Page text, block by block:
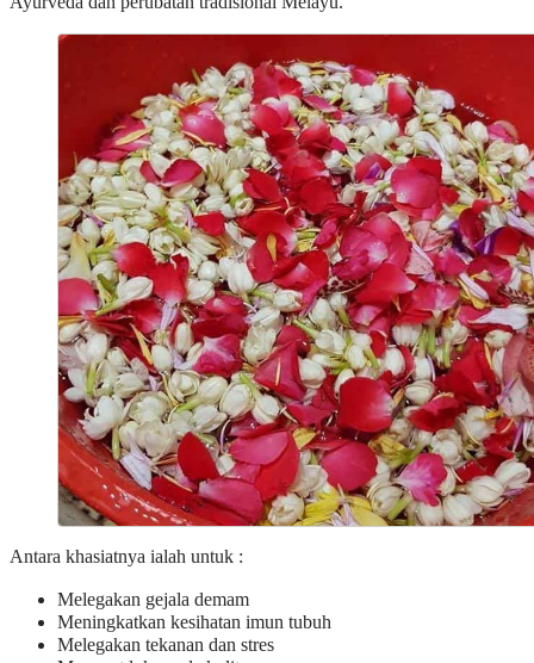
Antara khasiatnya ialah untuk :
Melegakan gejala demam
Meningkatkan kesihatan imun tubuh
Melegakan tekanan dan stres